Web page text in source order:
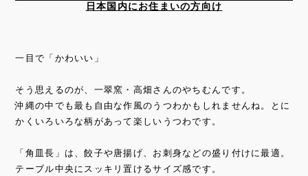
日本国内にお住まいの方向け
一目で「かわいい」
そう思えるのが、一翠窯・高畑さんのやちむんです。
沖縄の中でも最も自由な作風のうつわかもしれませんね。とに
かくいろいろな柄があって楽しいうつわです。
「角皿長」は、餃子や唐揚げ、お刺身などの盛り付けに最適。
テーブル中央にスッキリ置けるサイズ感です。